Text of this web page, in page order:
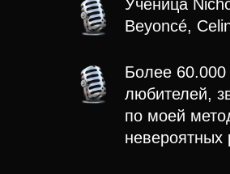
Ученица
Beyoncé,
Более 60.000
любителей,
по моей
невероятных